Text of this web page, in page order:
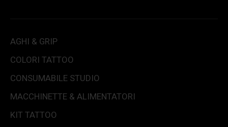
AGHI & GRIP
COLORI TATTOO
CONSUMABILE STUDIO
MACCHINETTE & ALIMENTATORI
KIT TATTOO